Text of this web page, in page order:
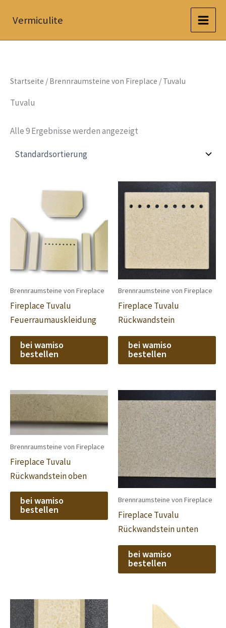
InhaltVermiculite
Startseite / Brennraumsteine von Fireplace / Tuvalu
Tuvalu
Alle 9 Ergebnisse werden angezeigt
Brennraumsteine von Fireplace
Fireplace Tuvalu
Feuerraumauskleidung
bei wamiso
bestellen
Brennraumsteine von Fireplace
Fireplace Tuvalu
Rückwandstein
bei wamiso
bestellen
Brennraumsteine von Fireplace
Fireplace Tuvalu
Rückwandstein oben
bei wamiso
bestellen
Brennraumsteine von Fireplace
Fireplace Tuvalu
Rückwandstein unten
bei wamiso
bestellen